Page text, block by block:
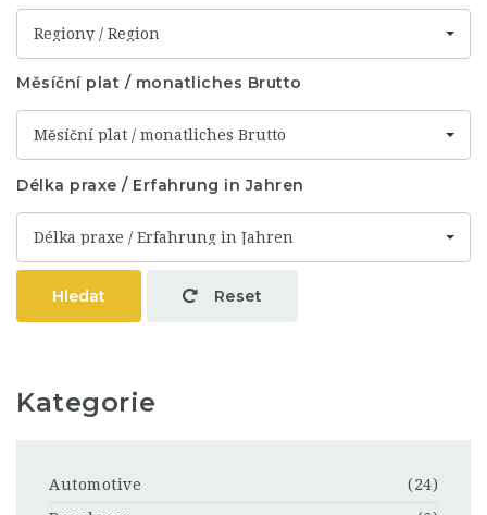
Regiony / Region
Měsíční plat / monatliches Brutto
Měsíční plat / monatliches Brutto
Délka praxe / Erfahrung in Jahren
Délka praxe / Erfahrung in Jahren
Hledat Reset
Kategorie
Automotive
(24)